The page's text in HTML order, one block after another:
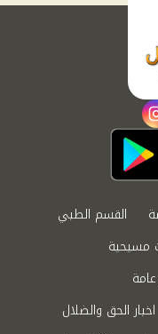
instagram
القسم الطبي
مسيحية
اخبار الحق والضلال